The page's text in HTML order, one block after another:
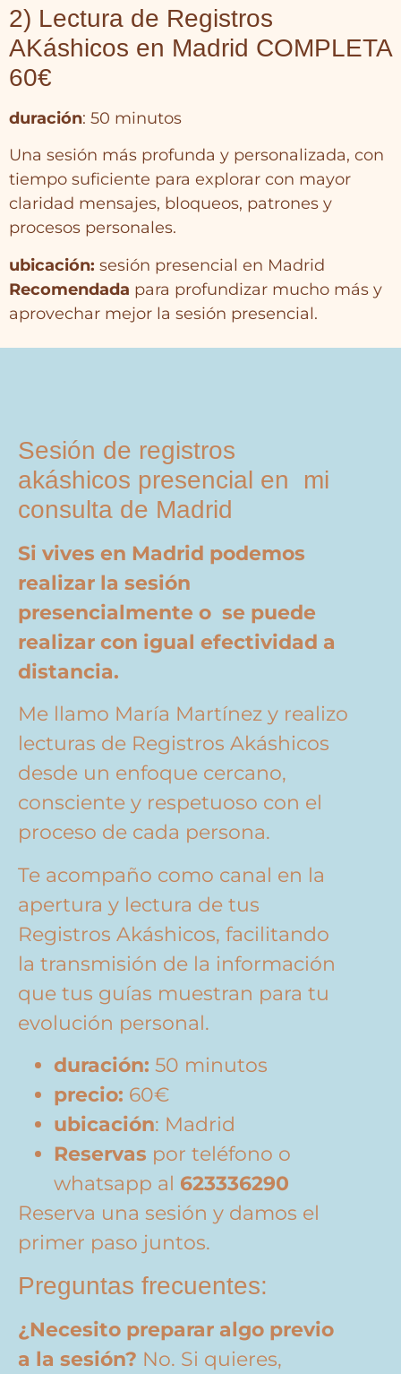
2) Lectura de Registros
AKáshicos en Madrid COMPLETA
60€
duración: 50 minutos
Una sesión más profunda y personalizada, con
tiempo suficiente para explorar con mayor
claridad mensajes, bloqueos, patrones y
procesos personales.
ubicación: sesión presencial en Madrid
Recomendada para profundizar mucho más y
aprovechar mejor la sesión presencial.
Sesión de registros
akáshicos presencial en mi
consulta de Madrid
Si vives en Madrid podemos
realizar la sesión
presencialmente o se puede
realizar con igual efectividad a
distancia.
Me llamo María Martínez y realizo
lecturas de Registros Akáshicos
desde un enfoque cercano,
consciente y respetuoso con el
proceso de cada persona.
Te acompaño como canal en la
apertura y lectura de tus
Registros Akáshicos, facilitando
la transmisión de la información
que tus guías muestran para tu
evolución personal.
duración: 50 minutos
precio: 60€
ubicación: Madrid
Reservas por teléfono o
whatsapp al 623336290
Reserva una sesión y damos el
primer paso juntos.
Preguntas frecuentes:
¿Necesito preparar algo previo
a la sesión? No. Si quieres,